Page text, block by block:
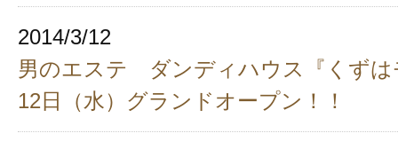
2014/3/12
男のエステ ダンディハウス『くずは
12日（水）グランドオープン！！